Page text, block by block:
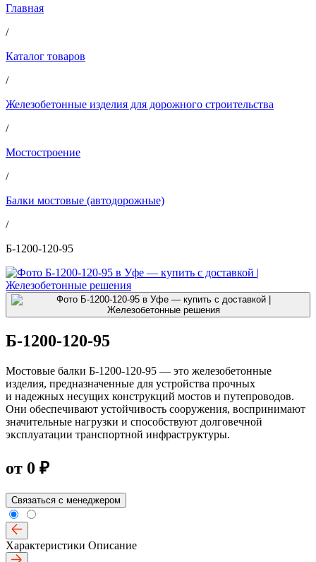
Главная
/
Каталог товаров
/
Железобетонные изделия для дорожного строительства
/
Мостостроение
/
Балки мостовые (автодорожные)
/
Б-1200-120-95
Б-1200-120-95
Мостовые балки Б-1200-120-95 — это железобетонные
изделия, предназначенные для устройства прочных
и надежных несущих конструкций мостов и путепроводов.
Они обеспечивают устойчивость сооружения, воспринимают
значительные нагрузки и способствуют долговечной
эксплуатации транспортной инфраструктуры.
от 0 ₽
Связаться с менеджером
Характеристики Описание